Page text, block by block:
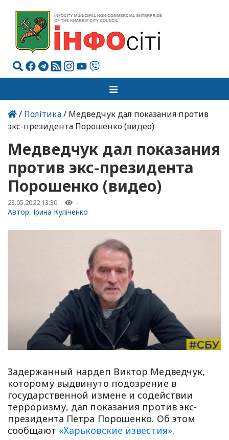
/ Політика/ Медведчук дал показания против
экс-президента Порошенко (видео)
Медведчук дал показания
против экс-президента
Порошенко (видео)
23.05.2022 13:30 -
Автор: Ірина Куліченко
Задержанный нардеп Виктор Медведчук,
которому выдвинуто подозрение в
государственной измене и содействии
терроризму, дал показания против экс-
президента Петра Порошенко. Об этом
сообщают «Харьковские известия».